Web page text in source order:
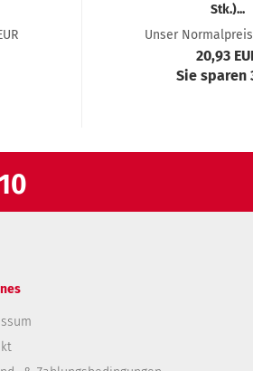
Stk.)...
Unser Normalpreis
20,93
Sie sparen